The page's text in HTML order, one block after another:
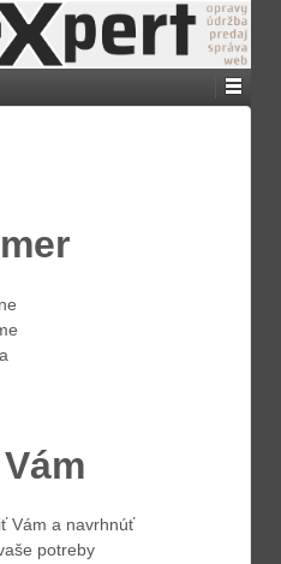
Vám a navrhnúť
potreby